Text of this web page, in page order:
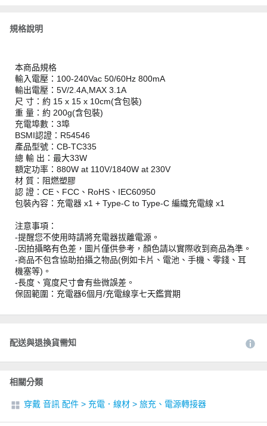
規格說明
本商品規格
輸入電壓：100-240Vac 50/60Hz 800mA
輸出電壓：5V/2.4A,MAX 3.1A
尺 寸：約 15 x 15 x 10cm(含包裝)
重 量：約 200g(含包裝)
充電埠數：3埠
BSMI認證：R54546
產品型號：CB-TC335
總 輸 出：最大33W
額定功率：880W at 110V/1840W at 230V
材 質：阻燃塑膠
認 證：CE、FCC、RoHS、IEC60950
包裝內容：充電器 x1 + Type-C to Type-C 編織充電線 x1
注意事項：
-提醒您不使用時請將充電器拔離電源。
-因拍攝略有色差，圖片僅供參考，顏色請以實際收到商品為準。
-商品不包含協助拍攝之物品(例如卡片、電池、手機、零錢、耳
機塞等)。
-長度、寬度尺寸會有些微誤差。
保固範圍：充電器6個月/充電線享七天鑑賞期
配送與退換貨需知
相關分類
穿戴 音訊 配件 > 充電．線材 > 旅充、電源轉接器